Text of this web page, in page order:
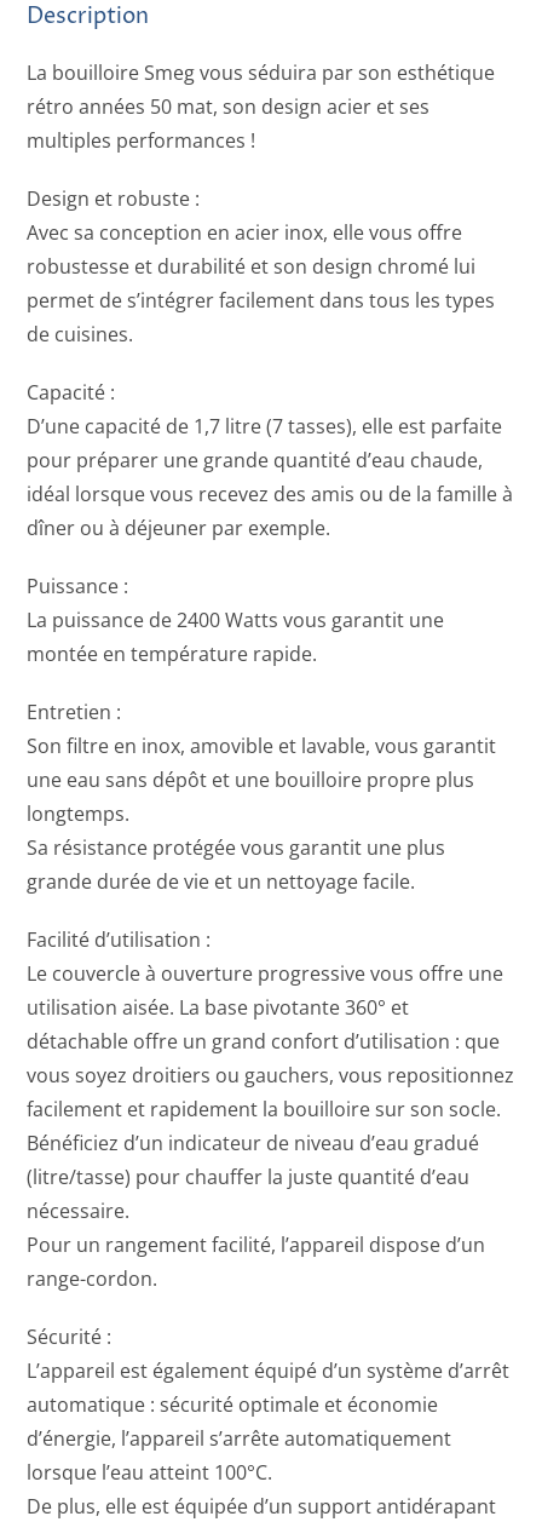
Description
La bouilloire Smeg vous séduira par son esthétique
rétro années 50 mat, son design acier et ses
multiples performances !
Design et robuste :
Avec sa conception en acier inox, elle vous offre
robustesse et durabilité et son design chromé lui
permet de s’intégrer facilement dans tous les types
de cuisines.
Capacité :
D’une capacité de 1,7 litre (7 tasses), elle est parfaite
pour préparer une grande quantité d’eau chaude,
idéal lorsque vous recevez des amis ou de la famille à
dîner ou à déjeuner par exemple.
Puissance :
La puissance de 2400 Watts vous garantit une
montée en température rapide.
Entretien :
Son filtre en inox, amovible et lavable, vous garantit
une eau sans dépôt et une bouilloire propre plus
longtemps.
Sa résistance protégée vous garantit une plus
grande durée de vie et un nettoyage facile.
Facilité d’utilisation :
Le couvercle à ouverture progressive vous offre une
utilisation aisée. La base pivotante 360° et
détachable offre un grand confort d’utilisation : que
vous soyez droitiers ou gauchers, vous repositionnez
facilement et rapidement la bouilloire sur son socle.
Bénéficiez d’un indicateur de niveau d’eau gradué
(litre/tasse) pour chauffer la juste quantité d’eau
nécessaire.
Pour un rangement facilité, l’appareil dispose d’un
range-cordon.
Sécurité :
L’appareil est également équipé d’un système d’arrêt
automatique : sécurité optimale et économie
d’énergie, l’appareil s’arrête automatiquement
lorsque l’eau atteint 100°C.
De plus, elle est équipée d’un support antidérapant